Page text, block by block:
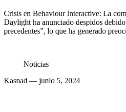
Crisis en Behaviour Interactive: La
Daylight ha anunciado despidos
precedentes”, lo que ha generado
Noticias
Kasnad — junio 5, 2024